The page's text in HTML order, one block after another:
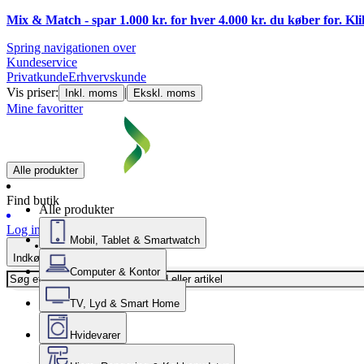
Mix & Match - spar 1.000 kr. for hver 4.000 kr. du køber for.
Spring navigationen over
Kundeservice
PrivatkundeErhvervskunde
Vis priser:
Inkl. moms | Ekskl. moms
Mine favoritter
Alle produkter
Find butik
Log ind
Indkøbskurv
Alle produkter
Mobil, Tablet & Smartwatch
Computer & Kontor
TV, Lyd & Smart Home
Hvidevarer